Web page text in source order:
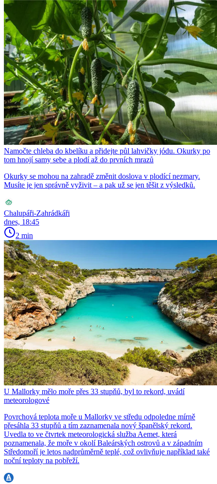
Namočte chleba do kbelíku a přidejte půl lahvičky jódu. Okurky po
tom hnojí samy sebe a plodí až do prvních mrazů
Okurky se mohou na zahradě změnit doslova v plodící nezmary.
Musíte je jen správně vyživit – a pak už se jen těšit z výsledků.
Chalupáři-Zahrádkáři
dnes, 18:45
2 min
U Mallorky mělo moře přes 33 stupňů, byl to rekord, uvádí
meteorologové
Povrchová teplota moře u Mallorky ve středu odpoledne mírně
přesáhla 33 stupňů a tím zaznamenala nový španělský rekord.
Uvedla to ve čtvrtek meteorologická služba Aemet, která
poznamenala, že moře v okolí Baleárských ostrovů a v západním
Středomoří je letos nadprůměrně teplé, což ovlivňuje například také
noční teploty na pobřeží.